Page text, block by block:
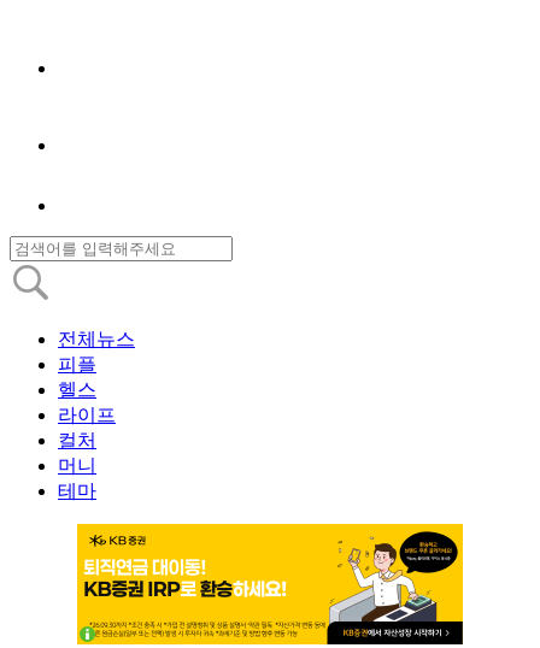
전체뉴스
피플
헬스
라이프
컬처
머니
테마